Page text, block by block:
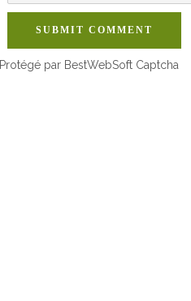
SUBMIT COMMENT
Protégé par BestWebSoft Captcha